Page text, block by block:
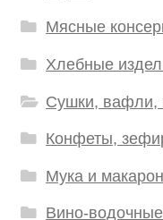
Мясные
Хлебные
Сушки, вафли,
Конфеты,
Мука и
Вино-